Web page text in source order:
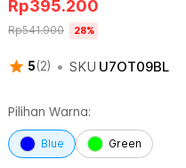
5(2) • SKU U7OT09BL
Rp395.200
Rp541.900 28%
Pilihan Warna:
Blue Green